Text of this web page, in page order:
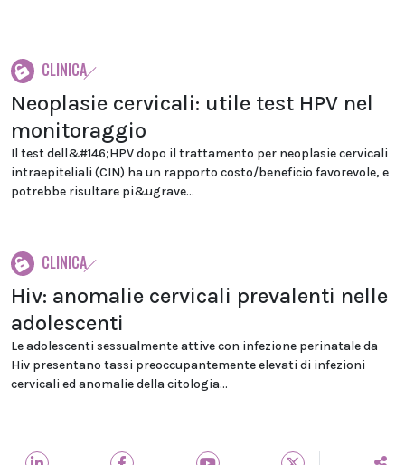
CLINICA
Neoplasie cervicali: utile test HPV nel
monitoraggio
Il test dell&#146;HPV dopo il trattamento per neoplasie cervicali
intraepiteliali (CIN) ha un rapporto costo/beneficio favorevole, e
potrebbe risultare pi&ugrave...
CLINICA
Hiv: anomalie cervicali prevalenti nelle
adolescenti
Le adolescenti sessualmente attive con infezione perinatale da
Hiv presentano tassi preoccupantemente elevati di infezioni
cervicali ed anomalie della citologia...